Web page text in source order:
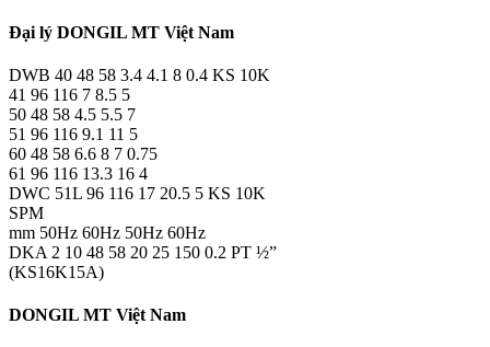
Đại lý DONGIL MT Việt Nam
DWB 40 48 58 3.4 4.1 8 0.4 KS 10K
41 96 116 7 8.5 5
50 48 58 4.5 5.5 7
51 96 116 9.1 11 5
60 48 58 6.6 8 7 0.75
61 96 116 13.3 16 4
DWC 51L 96 116 17 20.5 5 KS 10K
SPM
mm 50Hz 60Hz 50Hz 60Hz
DKA 2 10 48 58 20 25 150 0.2 PT ½”
(KS16K15A)
DONGIL MT Việt Nam